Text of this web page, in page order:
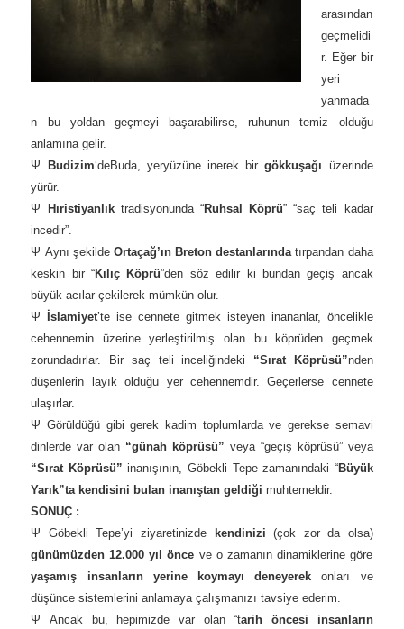
arasından
geçmelidi
r. Eğer bir
yeri
yanmada
n bu yoldan geçmeyi başarabilirse, ruhunun temiz olduğu
anlamına gelir.
Ψ Budizim‘deBuda, yeryüzüne inerek birgökkuşağı üzerinde
yürür.
Ψ Hıristiyanlıktradisyonunda “Ruhsal Köprü” “saç teli kadar
incedir”.
Ψ Aynı şekilde Ortaçağ’ın Breton destanlarında tırpandan daha
keskin bir “Kılıç Köprü”den söz edilir ki bundan geçiş ancak
büyük acılar çekilerek mümkün olur.
Ψ İslamiyet’te ise cennete gitmek isteyen inananlar, öncelikle
cehennemin üzerine yerleştirilmiş olan bu köprüden geçmek
zorundadırlar. Bir saç teli inceliğindeki “Sırat Köprüsü”nden
düşenlerin layık olduğu yer cehennemdir. Geçerlerse cennete
ulaşırlar.
ΨGörüldüğü gibi gerek kadim toplumlarda ve gerekse semavi
dinlerde var olan “günah köprüsü” veya “geçiş köprüsü” veya
“Sırat Köprüsü” inanışının, Göbekli Tepe zamanındaki “Büyük
Yarık”ta kendisini bulan inanıştan geldiği muhtemeldir.
SONUÇ :
Ψ Göbekli Tepe’yi ziyaretinizde kendinizi(çok zor da olsa)
günümüzden 12.000 yıl önce ve o zamanın dinamiklerine göre
yaşamış insanların yerine koymayı deneyerek onları ve
düşünce sistemlerini anlamaya çalışmanızı tavsiye ederim.
Ψ Ancak bu, hepimizde var olan “tarih öncesi insanların